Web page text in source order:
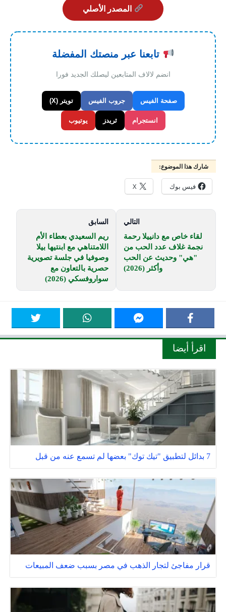
المصدر الأصلي
تابعنا عبر منصتك المفضلة
انضم لالاف المتابعين ليصلك الجديد فورا
صفحة الفيس جروب الفيس تويتر (X)
انستجرام ثريدز يوتيوب
شارك هذا الموضوع:
فيس بوك X
التالي
لقاء خاص مع دانييلا رحمة
نجمة غلاف عدد الحب من
"هي" وحديث عن الحب
وأكثر (2026)
السابق
ريم السعيدي بعطاء الأم
اللامتناهي مع ابنتيها بيلا
وصوفيا في جلسة تصويرية
حصرية بالتعاون مع
سواروفسكي (2026)
اقرأ أيضا
7 بدائل لتطبيق "تيك توك" بعضها لم تسمع عنه من قبل
قرار مفاجئ لتجار الذهب في مصر بسبب ضعف المبيعات